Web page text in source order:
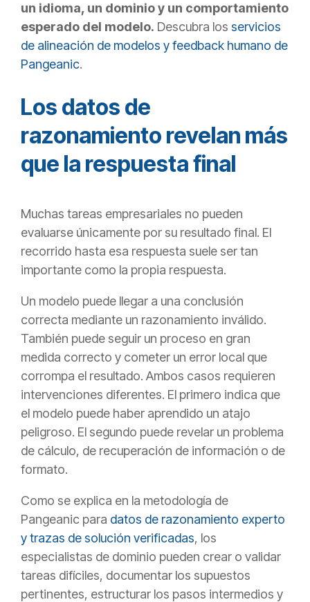
un idioma, un dominio y un comportamiento
esperado del modelo. Descubra los servicios
de alineación de modelos y feedback humano de
Pangeanic.
Los datos de
razonamiento revelan más
que la respuesta final
Muchas tareas empresariales no pueden
evaluarse únicamente por su resultado final. El
recorrido hasta esa respuesta suele ser tan
importante como la propia respuesta.
Un modelo puede llegar a una conclusión
correcta mediante un razonamiento inválido.
También puede seguir un proceso en gran
medida correcto y cometer un error local que
corrompa el resultado. Ambos casos requieren
intervenciones diferentes. El primero indica que
el modelo puede haber aprendido un atajo
peligroso. El segundo puede revelar un problema
de cálculo, de recuperación de información o de
formato.
Como se explica en la metodología de
Pangeanic para datos de razonamiento experto
y trazas de solución verificadas, los
especialistas de dominio pueden crear o validar
tareas difíciles, documentar los supuestos
pertinentes, estructurar los pasos intermedios y